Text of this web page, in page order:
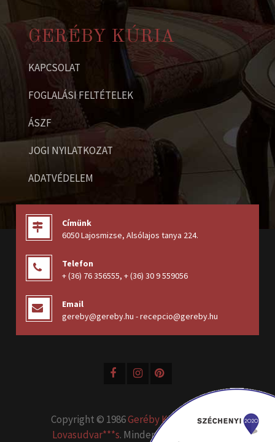
GERÉBY KÚRIA
KAPCSOLAT
FOGLALÁSI FELTÉTELEK
ÁSZF
JOGI NYILATKOZAT
ADATVÉDELEM
Címünk
6050 Lajosmizse, Alsólajos tanya 224.
Telefon
+ (36) 76 356555, + (36) 30 9 559056
Email
gereby@gereby.hu - recepcio@gereby.hu
Copyright © 1986Geréby Kúria Hotel és
Lovasudvar***s. Minden jog fenntartva.